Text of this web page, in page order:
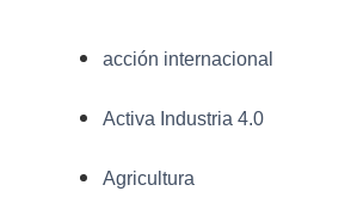
acción internacional
Activa Industria 4.0
Agricultura